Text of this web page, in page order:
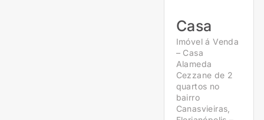
Casa
Imóvel á Venda
– Casa
Alameda
Cezzane de 2
quartos no
bairro
Canasvieiras,